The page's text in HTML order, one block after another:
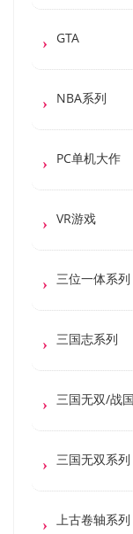
GTA
NBA系列
PC单机大作
VR游戏
三位一体系列
三国志系列
三国无双/战
三国无双系列
上古卷轴系列